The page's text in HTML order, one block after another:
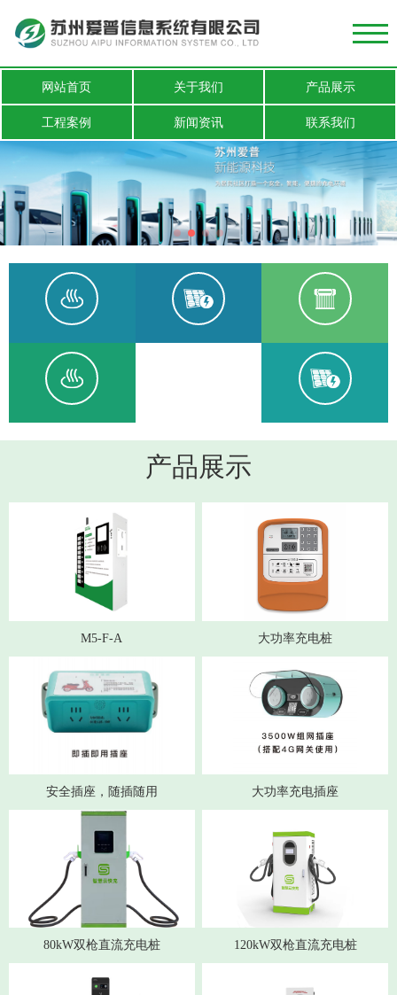
网站首页 关于我们 产品展示
工程案例 新闻资讯 联系我们
产品展示
M5-F-A 大功率充电桩
安全插座，随插随用 大功率充电插座
80kW双枪直流充电桩 120kW双枪直流充电桩